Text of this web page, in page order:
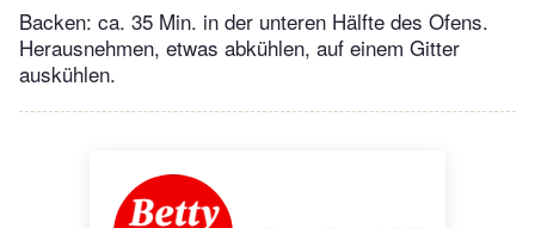
Backen: ca. 35 Min. in der unteren Hälfte des Ofens.
Herausnehmen, etwas abkühlen, auf einem Gitter
auskühlen.